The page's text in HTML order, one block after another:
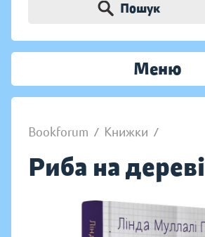
Пошук
Меню
Bookforum / Книжки /
Риба на дереві